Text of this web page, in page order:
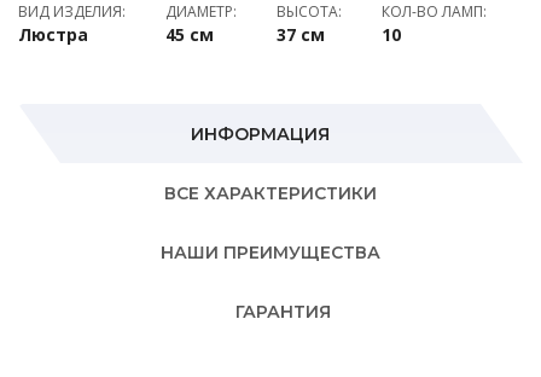
ВИД ИЗДЕЛИЯ:
Люстра
ДИАМЕТР:
45 см
ВЫСОТА:
37 см
КОЛ-ВО ЛАМП:
10
ИНФОРМАЦИЯ
ВСЕ ХАРАКТЕРИСТИКИ
НАШИ ПРЕИМУЩЕСТВА
ГАРАНТИЯ